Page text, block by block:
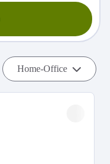
Home-Office